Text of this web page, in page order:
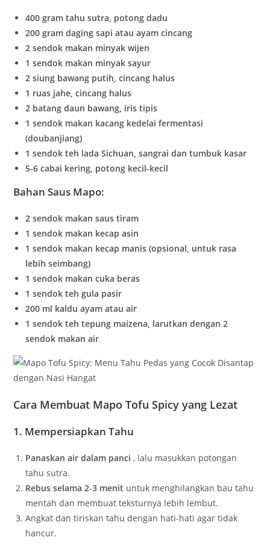
400 gram tahu sutra, potong dadu
200 gram daging sapi atau ayam cincang
2 sendok makan minyak wijen
1 sendok makan minyak sayur
2 siung bawang putih, cincang halus
1 ruas jahe, cincang halus
2 batang daun bawang, iris tipis
1 sendok makan kacang kedelai fermentasi
(doubanjiang)
1 sendok teh lada Sichuan, sangrai dan tumbuk kasar
5-6 cabai kering, potong kecil-kecil
Bahan Saus Mapo:
2 sendok makan saus tiram
1 sendok makan kecap asin
1 sendok makan kecap manis (opsional, untuk rasa
lebih seimbang)
1 sendok makan cuka beras
1 sendok teh gula pasir
200 ml kaldu ayam atau air
1 sendok teh tepung maizena, larutkan dengan 2
sendok makan air
Cara Membuat Mapo Tofu Spicy yang Lezat
1. Mempersiapkan Tahu
Panaskan air dalam panci , lalu masukkan potongan
tahu sutra.
Rebus selama 2-3 menit untuk menghilangkan bau tahu
mentah dan membuat teksturnya lebih lembut.
Angkat dan tiriskan tahu dengan hati-hati agar tidak
hancur.